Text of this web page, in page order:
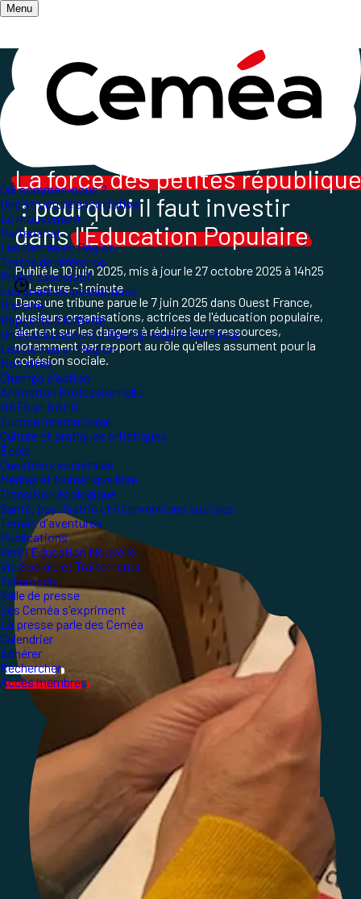
Menu
Qui sommes-nous ?
Une structure associative
Le mouvement
Partenariat
Les Ceméa en Région
Textes de référence
Projet associatif
Les grand.es pédagogues
Histoire
Rapports d'Activité
Un Etablissement d'Enseignement Supérieur
Les Ceméa en Région
Nos sites
Champs d'action
Animation Professionnelle
BAFA et BAFD
Europe international
Culture et pratiques artistiques
École
Questions sociétales
Médias et Numérique libre
Transition écologique
Santé, psychiatrie et interventions sociales
Terrain d'aventures
Publications
Vers l'Éducation Nouvelle
Vie Sociale et Traitements
Yakamedia
Salle de presse
Les Ceméa s'expriment
La presse parle des Ceméa
Calendrier
Adhérer
Rechercher
Accès membres
Accueil/ Salle de presse
La presse parle des Ceméa
La force des petites
: pourquoi il faut investir
dansl'Éducation Populaire
Publié le10 juin 2025, mis à jour le27 octobre 2025 à 14h25
Lecture ~1 minute
Dans une tribune parue le 7 juin 2025 dans Ouest France,
plusieurs organisations, actrices de l'éducation populaire,
alertent sur les dangers à réduire leurs ressources,
notamment par rapport au rôle qu'elles assument pour la
cohésion sociale.